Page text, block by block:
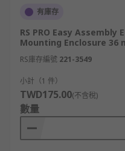
有庫存
RS PRO Easy Assembly
Mounting Enclosure 36
RS庫存編號 221-3549
小計（1 件）
TWD175.00(不含稅)
數量